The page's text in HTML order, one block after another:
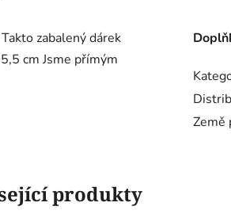
zabalený dárek
cm Jsme přímým
Země
produkty